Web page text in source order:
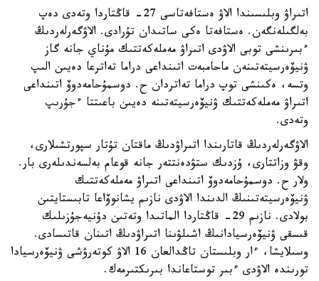
اتىراۋ وبلىسىندا الاۋ ەستافەتاسى 27- قاڭتاردا وتەدى دەپ
بەلگىلەنگەن. ەستافەتا ەكى ساتىدان تۇرادى. الاۋگەرلەردىڭ
ءبىرىنشى توبى الاۋدى اتىراۋ مەملەكەتتىك مۇناي جانە گاز
ۋنيۆەرسيتەتىنەن ماحامبەت اتىنداعى دراما تەاترعا دەيىن الىپ
وتسە، ەكىنشى توپ دراما تەاتردان ح. دوسمۇحامەدوۆ اتىنداعى
اتىراۋ مەملەكەتتىك ۋنيۆەرسيتەتىنە دەيىن باعىتتا ءجۇرىپ
وتەدى.
الاۋگەرلەردىڭ قاتارىندا اتىراۋدىڭ ماقتان تۇتار سپورتشىلارى،
وقۋ وزاتتارى، ۇزدىك ستۋدەنتتەر جانە قوعام بەلسەندىلەرى بار.
ولار ح. دوسمۇحامەدوۆ اتىنداعى اتىراۋ مەملەكەتتىك
ۋنيۆەرسيتەتىنىڭ الدىندا الاۋدى نازىم يشانوۆاعا تابىستايتىن
بولادى. نازىم 29- قاڭتاردا الماتىدا وتەتىن دۇنيەجۇزىلىك
قىسقى ۋنيۆەرسيادانىڭ اشىلۋىنا اتىراۋدىڭ اتىنان قاتىسادى.
وسىلايشا، ءار وبلىستان تاڭدالعان 16 الاۋ كوتەرۋشى ۋنيۆەرسيادا
تورىندە الاۋدى ءبىر توستاعاندا بىرىكتىرمەك.